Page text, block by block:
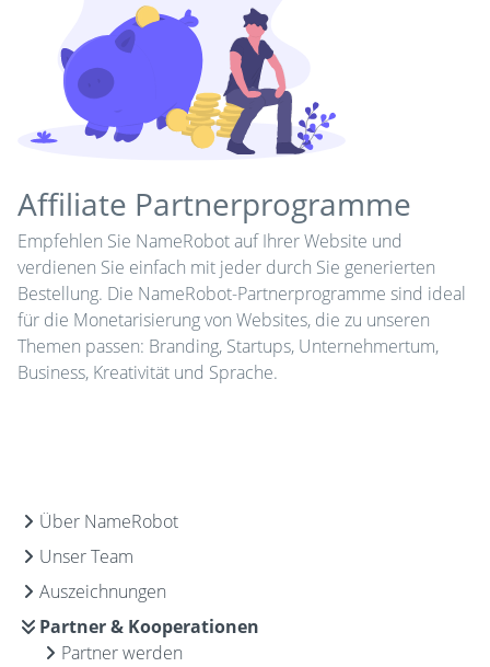
Affiliate Partnerprogramme
Empfehlen Sie NameRobot auf Ihrer Website und
verdienen Sie einfach mit jeder durch Sie generierten
Bestellung. Die NameRobot-Partnerprogramme sind ideal
für die Monetarisierung von Websites, die zu unseren
Themen passen: Branding, Startups, Unternehmertum,
Business, Kreativität und Sprache.
Über NameRobot
Unser Team
Auszeichnungen
Partner & Kooperationen
Partner werden